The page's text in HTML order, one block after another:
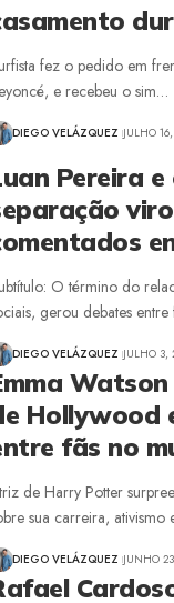
fez o pedido em
e recebeu o sim…
DIEGO VELÁZQUEZ JULHO
Pereira
O término do
gerou debates
DIEGO VELÁZQUEZ JULHO 3,
Hollywood
fãs no
de Harry Potter
sua carreira, ativismo
DIEGO VELÁZQUEZ JUNHO